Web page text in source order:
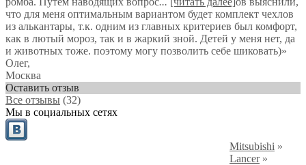
что для меня оптимальным вариантом будет комплект чехлов
из алькантары, т.к. одним из главных критериев был комфорт,
как в лютый мороз, так и в жаркий зной. Детей у меня нет, да
и животных тоже. поэтому могу позволить себе шиковать)»
Олег,
Москва
Оставить отзыв
Все отзывы (32)
Мы в социальных сетях
Mitsubishi »
Lancer»